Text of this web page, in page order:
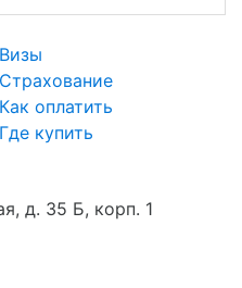
Визы
Страхование
Как оплатить
Где купить
д. 35 Б, корп. 1